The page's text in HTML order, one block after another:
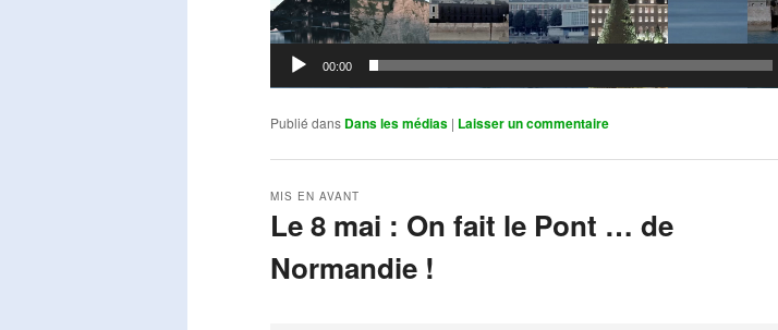
00:00
Publié dans Dans les médias | Laisser un commentaire
Le 8 mai : On fait le Pont … de
Normandie !
MIS EN AVANT